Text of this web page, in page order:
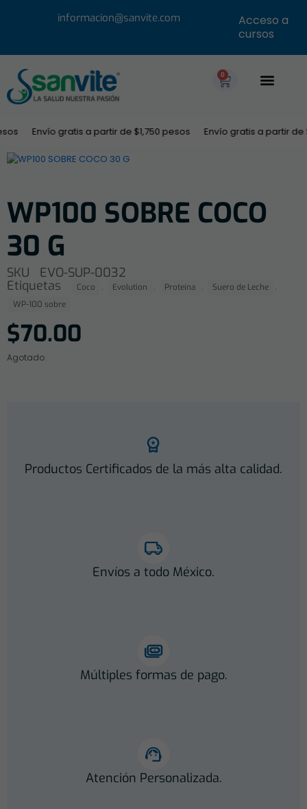
informacion@sanvite.com
Acceso a
cursos
0
Envío gratis a partir de $1,750 pesos Envío gratis a partir de
WP100 SOBRE COCO
30 G
SKU EVO-SUP-0032
Etiquetas Coco , Evolution , Proteína , Suero de Leche ,
WP-100 sobre
$70.00
Agotado
Productos Certificados de la más alta calidad.
Envíos a todo México.
Múltiples formas de pago.
Atención Personalizada.